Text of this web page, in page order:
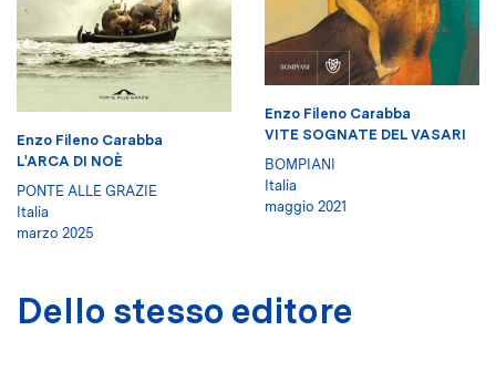
Enzo Fileno Carabba
L'ARCA DI NOÈ
PONTE ALLE GRAZIE
Italia
marzo 2025
Enzo Fileno Carabba
VITE SOGNATE DEL VASARI
BOMPIANI
Italia
maggio 2021
Dello stesso editore